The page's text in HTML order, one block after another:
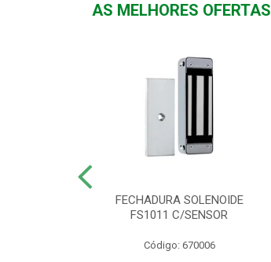
AS MELHORES OFERTAS
FECHADURA SOLENOIDE
FS1011 C/SENSOR
Código: 670006